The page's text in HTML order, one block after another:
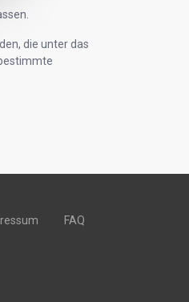
die unter das
FAQ